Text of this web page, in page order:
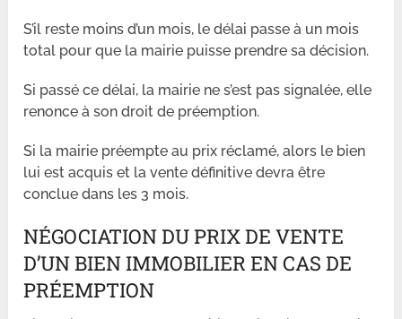
S’il reste moins d’un mois, le délai passe à un mois
total pour que la mairie puisse prendre sa décision.
Si passé ce délai, la mairie ne s’est pas signalée, elle
renonce à son droit de préemption.
Si la mairie préempte au prix réclamé, alors le bien
lui est acquis et la vente définitive devra être
conclue dans les 3 mois.
NÉGOCIATION DU PRIX DE VENTE
D’UN BIEN IMMOBILIER EN CAS DE
PRÉEMPTION